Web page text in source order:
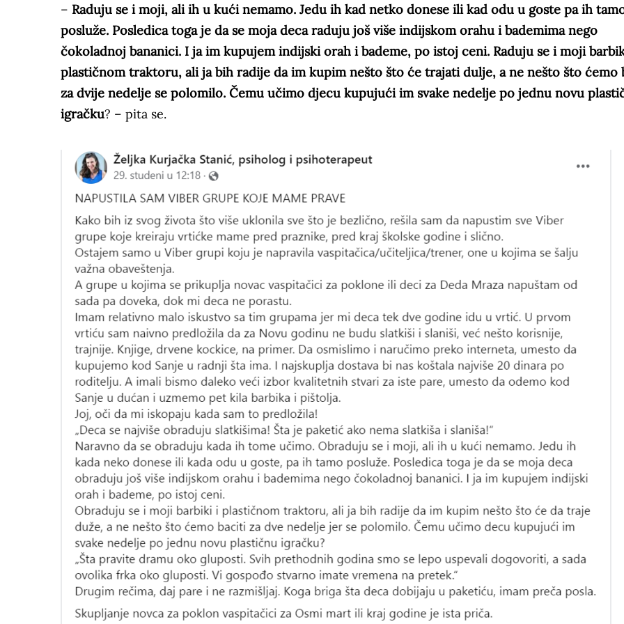
– Raduju se i moji, ali ih u kući nemamo. Jedu ih kad netko donese ili kad odu u goste pa ih
posluže. Posledica toga je da se moja deca raduju još više indijskom orahu i bademima nego
čokoladnoj bananici. I ja im kupujem indijski orah i bademe, po istoj ceni. Raduju se i moji
plastičnom traktoru, ali ja bih radije da im kupim nešto što će trajati dulje, a ne nešto što ćemo
za dvije nedelje se polomilo. Čemu učimo djecu kupujući im svake nedelje po jednu novu
igračku? – pita se.